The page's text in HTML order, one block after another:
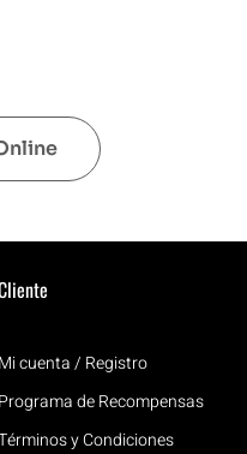
Mi cuenta / Registro
Programa de Recompensas
y Condiciones